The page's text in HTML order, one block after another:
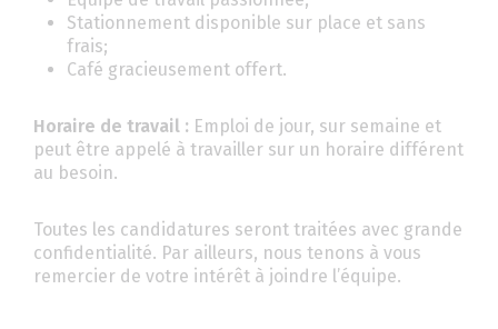
Stationnement disponible sur place et sans
frais;
Café gracieusement offert.
Horaire de travail : Emploi de jour, sur semaine et
peut être appelé à travailler sur un horaire différent
au besoin.
Toutes les candidatures seront traitées avec grande
confidentialité. Par ailleurs, nous tenons à vous
remercier de votre intérêt à joindre l’équipe.